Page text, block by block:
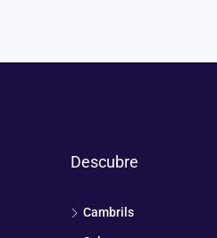
Descubre
Cambrils